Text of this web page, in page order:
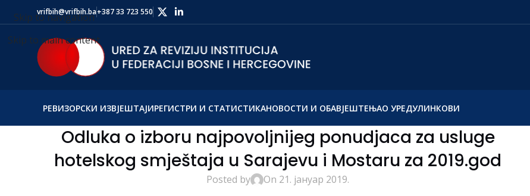
Skip to navigation
Skip to main content
vrifbih@vrifbih.ba+387 33 723 550
РЕВИЗОРСКИ ИЗВЈЕШТАЈИРЕГИСТРИ И СТАТИСТИКАНОВОСТИ И ОБАВЈЕШТЕЊАО УРЕДУЛИНКОВИ
Odluka o izboru najpovoljnijeg ponudjaca za usluge
hotelskog smještaja u Sarajevu i Mostaru za 2019.god
Posted by On 21. јануар 2019.